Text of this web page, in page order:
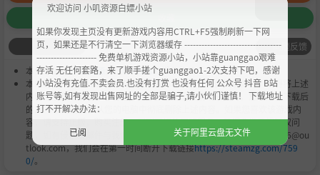
问题反馈
本作品是由小叽资源 会员Chobits's 搬运作品.
本站提供的资源转载自国内外各大媒体和网络，仅供试玩体验；不得将上述
内容用于商业或者非法用途，否则，一切后果请用户自负。您必须在下载后
的24个小时之内，从您的电脑中彻底删除上述内容。如果您喜欢该游戏内
容，请支持正版，购买注册，得到更好的正版服务。我们非常重视版权问
题，如有侵权请邮件与我们联系处理。敬请谅解！E-mail：acgbns666@ou
tlook.com，我们会在第一时间断开下载链接https://steamzg.com/759
0/。
欢迎访问 小叽资源白嫖小站
如果你发现主页没有更新游戏内容用CTRL+F5强制刷新一下网
页，如果还是不行清空一下浏览器缓存 ----------------------------------
--------------------- 免费单机游戏资源小站，小站靠guanggao艰难
存活 无任何套路，来了顺手搓个guanggao1-2次支持下吧，感谢
小站没有充值.不卖会员.也没有打赏 也没有任何 公众号 抖音 B站
账号等,如有发现出售网址的全部是骗子,请小伙们谨慎！ 下载地址
打不开解决办法：
已阅
关于阿里云盘无文件